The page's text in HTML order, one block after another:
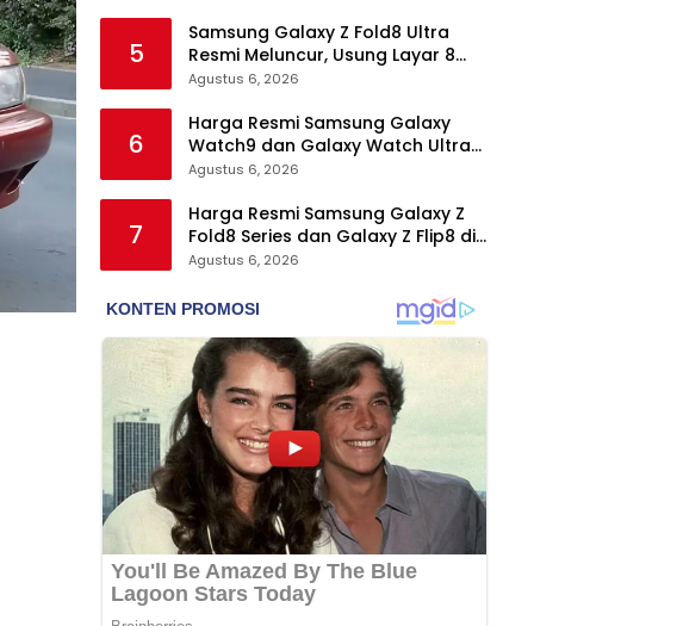
Baru
5
Samsung Galaxy Z Fold8 Ultra
Resmi Meluncur, Usung Layar 8
Inci, Kamera 200MP dan
Agustus 6, 2026
6
Harga Resmi Samsung Galaxy
Watch9 dan Galaxy Watch Ultra2
di Indonesia, Mulai Rp5,9 Jutaan
Agustus 6, 2026
7
Harga Resmi Samsung Galaxy Z
Fold8 Series dan Galaxy Z Flip8 di
Indonesia, Mulai Rp19 Jutaan
Agustus 6, 2026